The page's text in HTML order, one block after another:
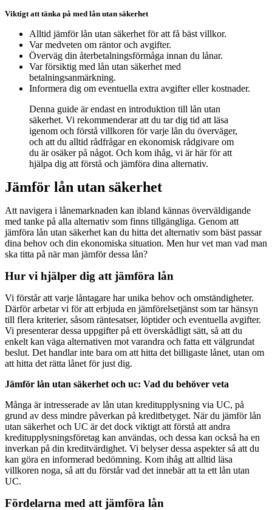
Viktigt att tänka på med lån utan säkerhet
Alltid jämför lån utan säkerhet för att få bäst villkor.
Var medveten om räntor och avgifter.
Överväg din återbetalningsförmåga innan du lånar.
Var försiktig med lån utan säkerhet med
betalningsanmärkning.
Informera dig om eventuella extra avgifter eller kostnader.
Denna guide är endast en introduktion till lån utan
säkerhet. Vi rekommenderar att du tar dig tid att läsa
igenom och förstå villkoren för varje lån du överväger,
och att du alltid rådfrågar en ekonomisk rådgivare om
du är osäker på något. Och kom ihåg, vi är här för att
hjälpa dig att förstå och jämföra dina alternativ.
Jämför lån utan säkerhet
Att navigera i lånemarknaden kan ibland kännas överväldigande
med tanke på alla alternativ som finns tillgängliga. Genom att
jämföra lån utan säkerhet kan du hitta det alternativ som bäst passar
dina behov och din ekonomiska situation. Men hur vet man vad man
ska titta på när man jämför dessa lån?
Hur vi hjälper dig att jämföra lån
Vi förstår att varje låntagare har unika behov och omständigheter.
Därför arbetar vi för att erbjuda en jämförelsetjänst som tar hänsyn
till flera kriterier, såsom räntesatser, löptider och eventuella avgifter.
Vi presenterar dessa uppgifter på ett överskådligt sätt, så att du
enkelt kan väga alternativen mot varandra och fatta ett välgrundat
beslut. Det handlar inte bara om att hitta det billigaste lånet, utan om
att hitta det rätta lånet för just dig.
Jämför lån utan säkerhet och uc: Vad du behöver veta
Många är intresserade av lån utan kreditupplysning via UC, på
grund av dess mindre påverkan på kreditbetyget. När du jämför lån
utan säkerhet och UC är det dock viktigt att förstå att andra
kreditupplysningsföretag kan användas, och dessa kan också ha en
inverkan på din kreditvärdighet. Vi belyser dessa aspekter så att du
kan göra en informerad bedömning. Kom ihåg att alltid läsa
villkoren noga, så att du förstår vad det innebär att ta ett lån utan
UC.
Fördelarna med att jämföra lån